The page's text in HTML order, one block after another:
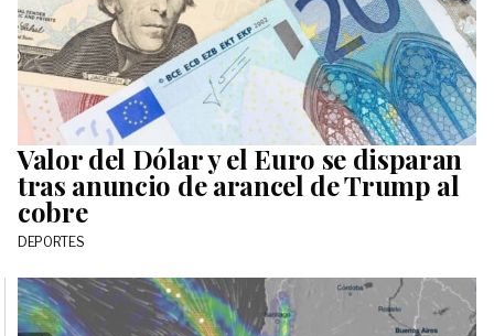
Valor del Dólar y el Euro se disparan
tras anuncio de arancel de Trump al
cobre
DEPORTES